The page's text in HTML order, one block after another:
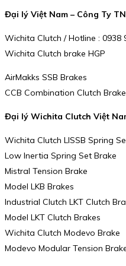
Đại lý Việt Nam – Công Ty
Wichita Clutch / Hotline : 0938
Wichita Clutch brake HGP
AirMakks SSB Brakes
CCB Combination Clutch Brake
Đại lý Wichita Clutch Việt
Wichita Clutch LISSB Spring
Low Inertia Spring Set Brake
Mistral Tension Brake
Model LKB Brakes
Industrial Clutch LKT Clutch
Model LKT Clutch Brakes
Wichita Clutch Modevo Brake
Modevo Modular Tension